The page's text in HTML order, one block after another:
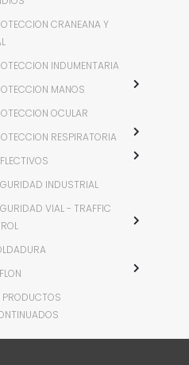
CRANEANA Y
INDUMENTARIA
MANOS
OCULAR
RESPIRATORIA
INDUSTRIAL
VIAL - TRAFFIC
PRODUCTOS